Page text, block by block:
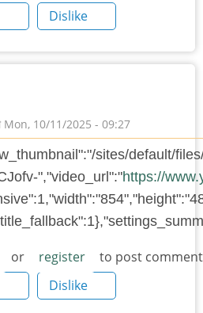
Dislike
Mon, 10/11/2025 - 09:27
sites/default/
","video_url":"https://
or register
to post
Dislike